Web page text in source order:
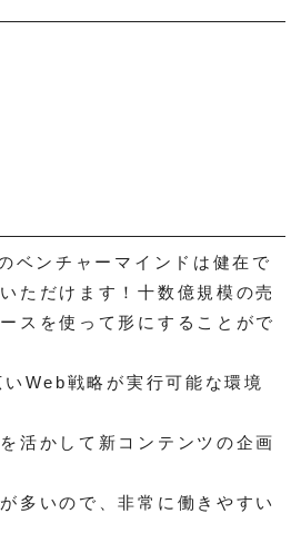
ベンチャーマインドは健在で
ただけます！十数億規模の売
スを使って形にすることがで
Web戦略が実行可能な環境
活かして新コンテンツの企画
多いので、非常に働きやすい